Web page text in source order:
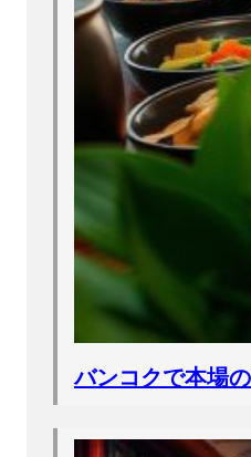
バンコクで本場